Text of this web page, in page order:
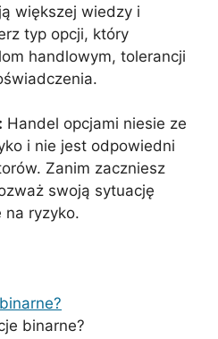
większej wiedzy i
typ opcji, który
handlowym, tolerancji
Handel opcjami niesie ze
i nie jest odpowiedni
Zanim zaczniesz
swoją sytuację
na ryzyko.
binarne?